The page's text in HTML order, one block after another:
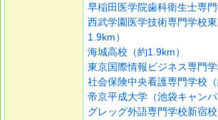
早稲田医学院歯科衛生士専門
西武学園医学技術専門学校
1.9km）
海城高校（約1.9km）
東京国際情報ビジネス専門学
社会保険中央看護専門学校（
帝京平成大学（池袋キャンパ
グレッグ外語専門学校新宿校